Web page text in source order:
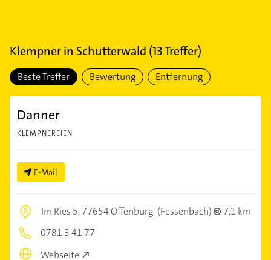
Klempnerin Schutterwald (13Treffer)
Beste Treffer Bewertung Entfernung
Danner
KLEMPNEREIEN
E-Mail
Im Ries 5,77654 Offenburg (Fessenbach)
7,1 km
0781 3 41 77
Webseite